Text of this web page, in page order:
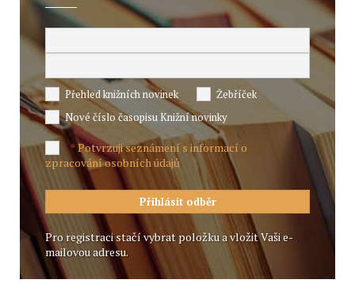
Přehled knižních novinek
Žebříček
Nové číslo časopisu Knižní novinky
*Potvrzuji seznámení s informací o
zpracování osobních údajů
Pro registraci stačí vybrat položku a vložit Vaši e-
mailovou adresu.